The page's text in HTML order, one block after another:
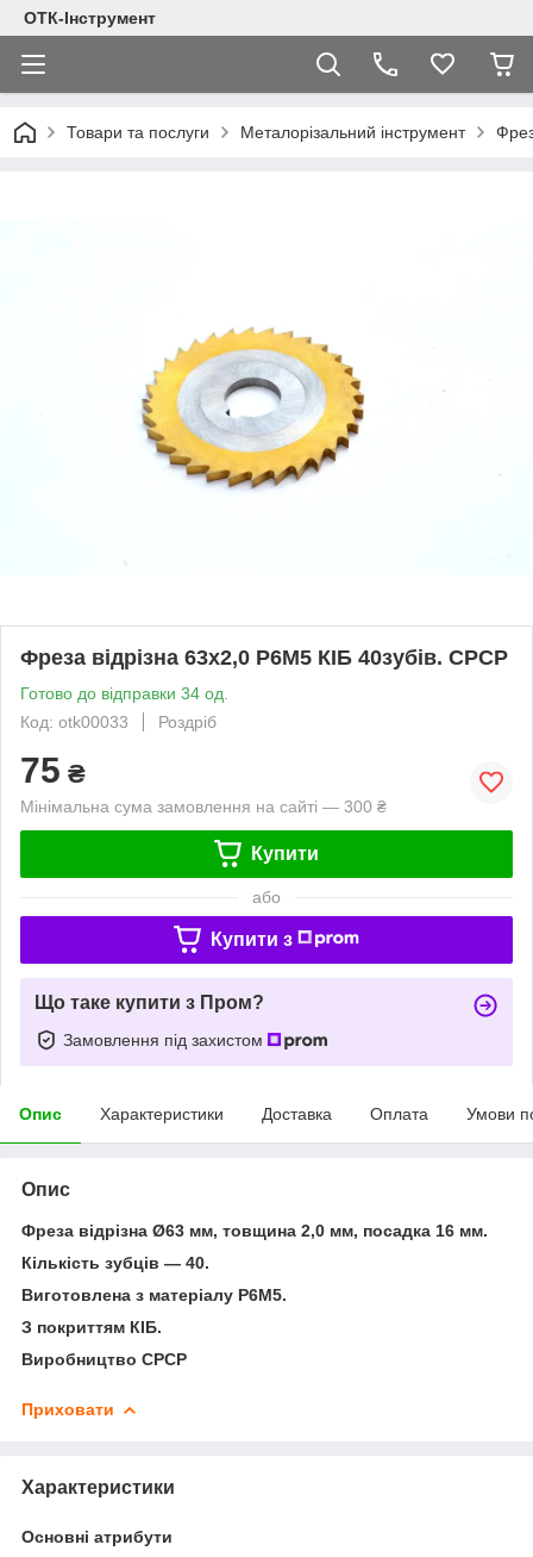
ОТК-Інструмент
Товари та послуги Металорізальний інструмент
Фреза відрізна 63х2,0 Р6М5 КІБ 40зубів. СРСР
Готово до відправки 34 од.
Код: otk00033
Роздріб
75 ₴
Мінімальна сума замовлення на сайті — 300 ₴
Купити
або
Купити з
Що таке купити з Пром?
Замовлення під захистом
Опис Характеристики Доставка Оплата Умови
Опис
Фреза відрізна Ø63 мм, товщина 2,0 мм, посадка 16 мм.
Кількість зубців — 40.
Виготовлена з матеріалу Р6М5.
З покриттям КІБ.
Виробництво СРСР
Приховати
Характеристики
Основні атрибути